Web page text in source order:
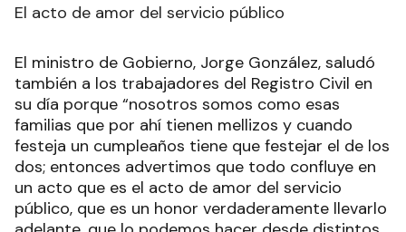
El acto de amor del servicio público
El ministro de Gobierno, Jorge González, saludó
también a los trabajadores del Registro Civil en
su día porque “nosotros somos como esas
familias que por ahí tienen mellizos y cuando
festeja un cumpleaños tiene que festejar el de los
dos; entonces advertimos que todo confluye en
un acto que es el acto de amor del servicio
público, que es un honor verdaderamente llevarlo